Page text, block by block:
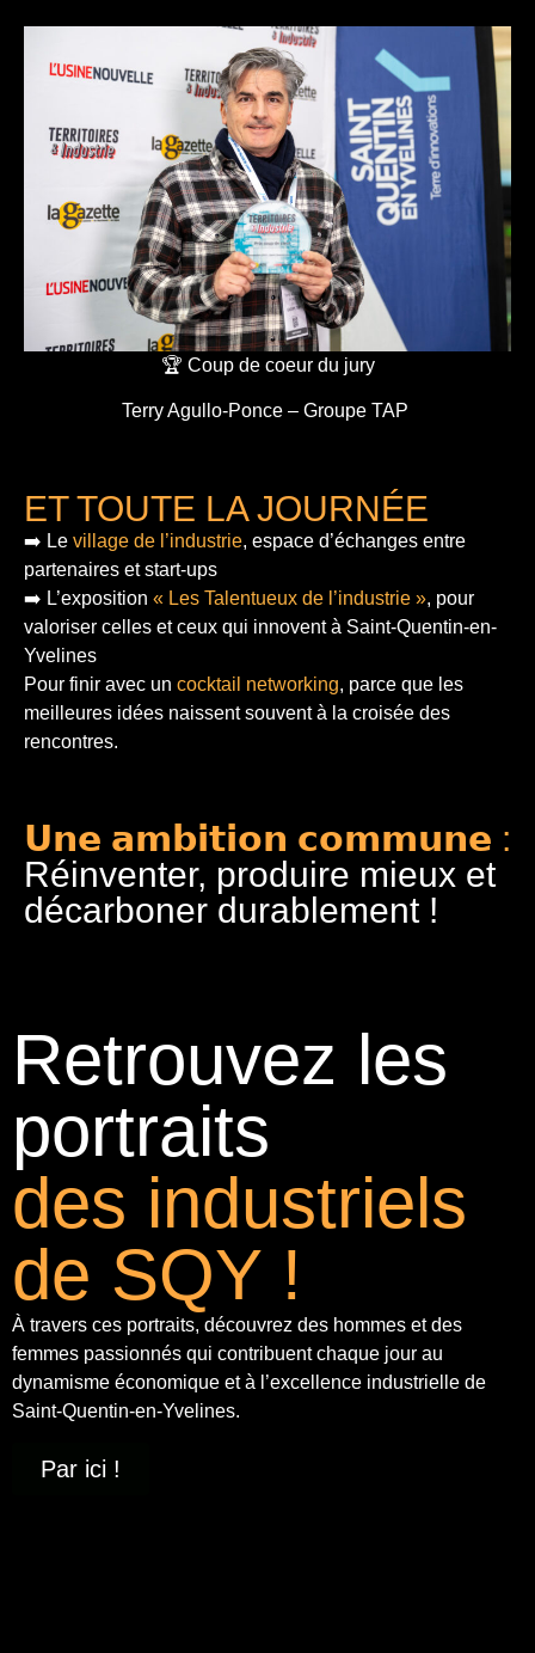
🏆 Coup de coeur du jury
Terry Agullo-Ponce – Groupe TAP
ET TOUTE LA JOURNÉE
➡️ Le village de l’industrie, espace d’échanges entre
partenaires et start-ups
➡️ L’exposition « Les Talentueux de l’industrie », pour
valoriser celles et ceux qui innovent à Saint-Quentin-en-
Yvelines
Pour finir avec un cocktail networking, parce que les
meilleures idées naissent souvent à la croisée des
rencontres.
𝗨𝗻𝗲 𝗮𝗺𝗯𝗶𝘁𝗶𝗼𝗻 𝗰𝗼𝗺𝗺𝘂𝗻𝗲 :
Réinventer, produire mieux et
décarboner durablement !
Retrouvez les
portraits
des industriels
de SQY !
À travers ces portraits, découvrez des hommes et des
femmes passionnés qui contribuent chaque jour au
dynamisme économique et à l’excellence industrielle de
Saint-Quentin-en-Yvelines.
Par ici !